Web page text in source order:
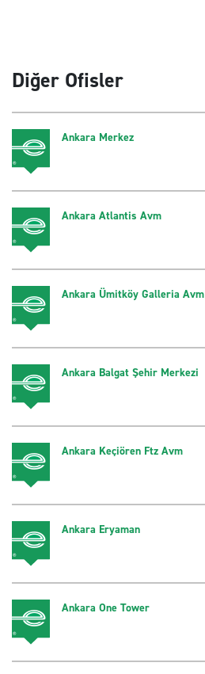
Diğer Ofisler
Ankara Merkez
Ankara Atlantis Avm
Ankara Ümitköy Galleria Avm
Ankara Balgat Şehir Merkezi
Ankara Keçiören Ftz Avm
Ankara Eryaman
Ankara One Tower